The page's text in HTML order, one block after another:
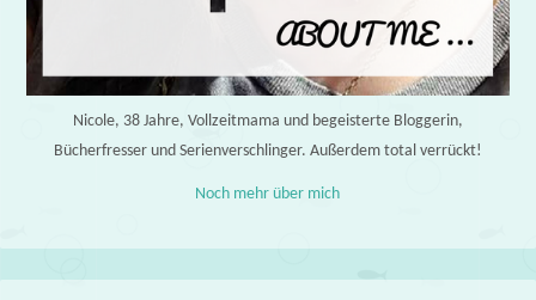
Nicole, 38 Jahre, Vollzeitmama und begeisterte Bloggerin,
Bücherfresser und Serienverschlinger. Außerdem total verrückt!
Noch mehr über mich